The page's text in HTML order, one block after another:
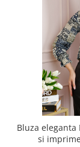
Bluza
si